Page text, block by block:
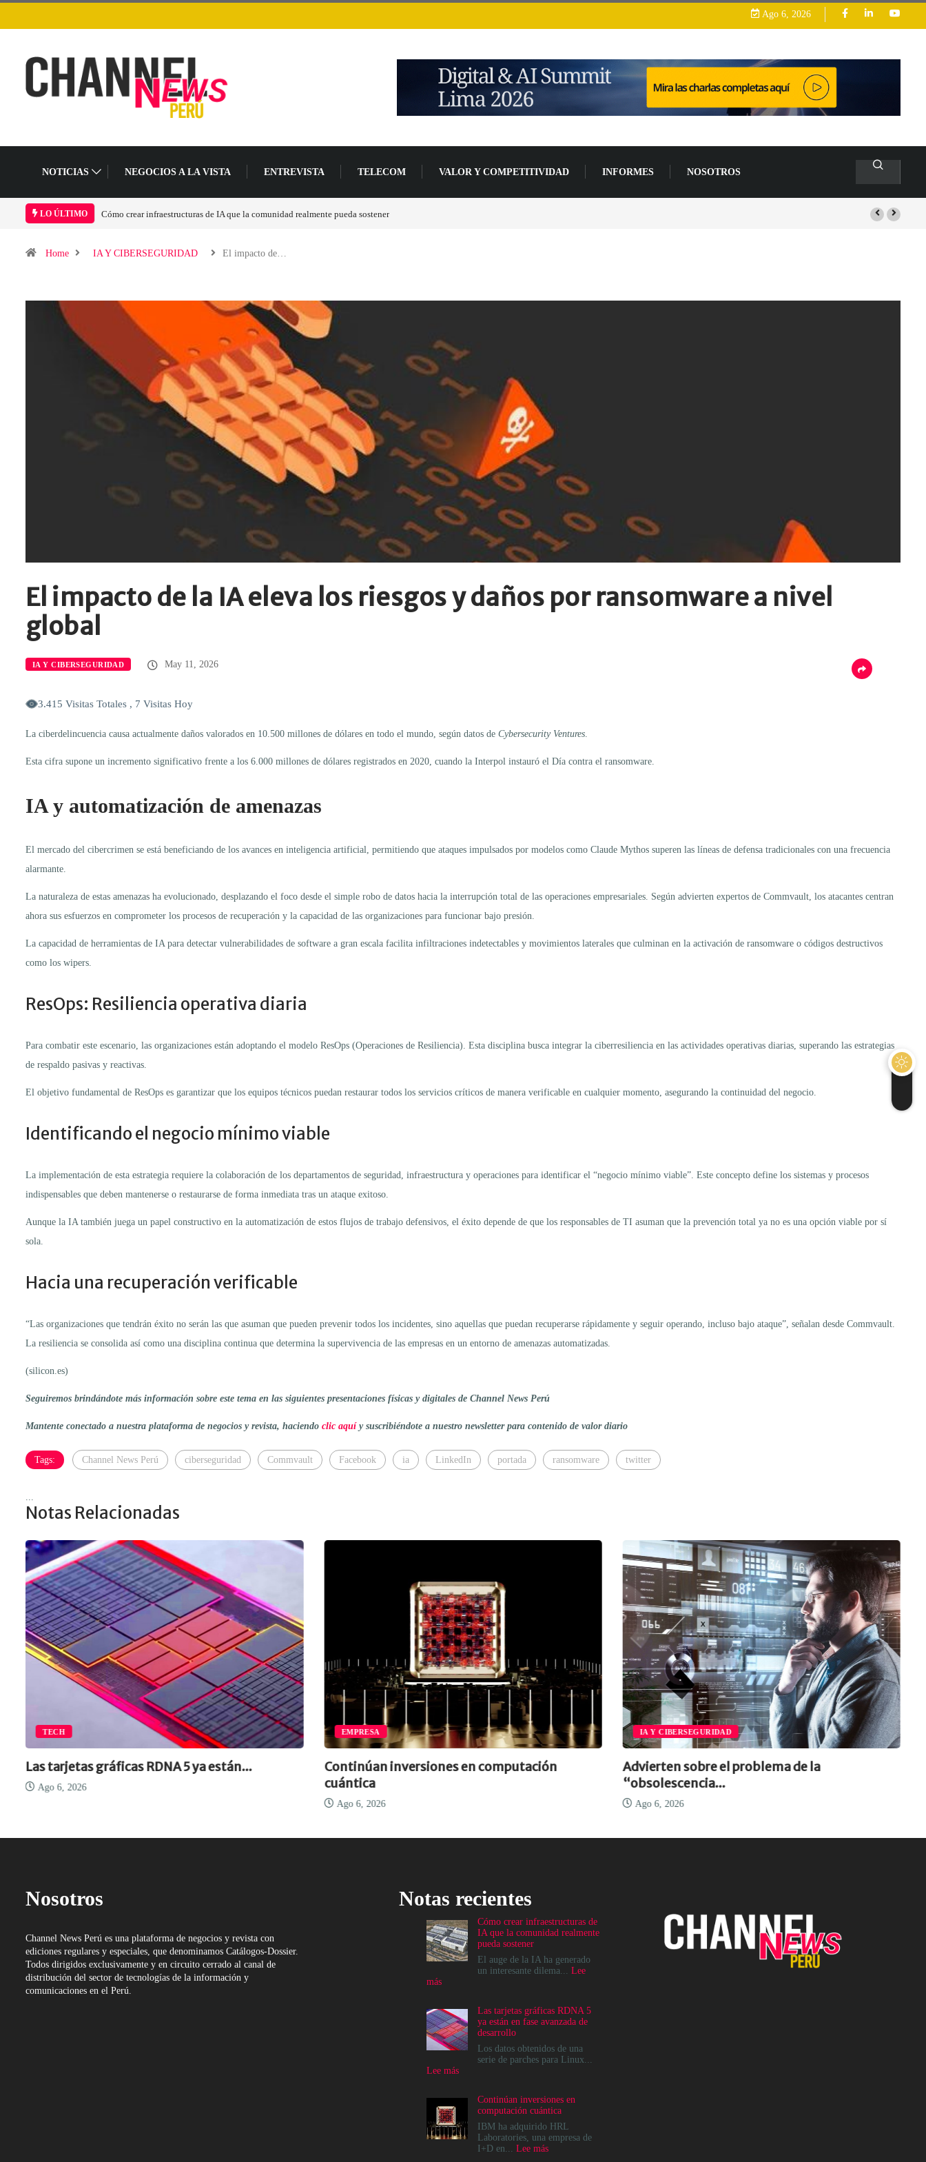
Ago 6, 2026
NOTICIAS NEGOCIOS A LA VISTA ENTREVISTA TELECOM VALOR Y COMPETITIVIDAD INFORMES NOSOTROS
LO ÚLTIMO
realmente pueda sostenerLas tarjetas gráficas RDNA 5 ya están en fase avanzada de desarrollo
Home IA Y CIBERSEGURIDAD El impacto de…
El impacto de la IA eleva los riesgos y daños por ransomware a nivel
global
IA Y CIBERSEGURIDAD May 11, 2026
3.415 Visitas Totales , 7 Visitas Hoy
La ciberdelincuencia causa actualmente daños valorados en 10.500 millones de dólares en todo el mundo, según datos de Cybersecurity Ventures
Esta cifra supone un incremento significativo frente a los 6.000 millones de dólares registrados en 2020, cuando la Interpol instauró el Día contra el ransomware.
IA y automatización de amenazas
El mercado del cibercrimen se está beneficiando de los avances en inteligencia artificial, permitiendo que ataques impulsados por modelos como Claude Mythos superen las líneas de defensa tradicionales con una frecuencia
alarmante.
La naturaleza de estas amenazas ha evolucionado, desplazando el foco desde el simple robo de datos hacia la interrupción total de las operaciones empresariales. Según advierten expertos de Commvault, los atacantes centran
ahora sus esfuerzos en comprometer los procesos de recuperación y la capacidad de las organizaciones para funcionar bajo presión.
La capacidad de herramientas de IA para detectar vulnerabilidades de software a gran escala facilita infiltraciones indetectables y movimientos laterales que culminan en la activación de ransomware o códigos destructivos
como los wipers.
ResOps: Resiliencia operativa diaria
Para combatir este escenario, las organizaciones están adoptando el modelo ResOps (Operaciones de Resiliencia). Esta disciplina busca integrar la ciberresiliencia en las actividades operativas diarias, superando las estrategias
de respaldo pasivas y reactivas.
El objetivo fundamental de ResOps es garantizar que los equipos técnicos puedan restaurar todos los servicios críticos de manera verificable en cualquier momento, asegurando la continuidad del negocio.
Identificando el negocio mínimo viable
La implementación de esta estrategia requiere la colaboración de los departamentos de seguridad, infraestructura y operaciones para identificar el “negocio mínimo viable”. Este concepto define los sistemas y procesos
indispensables que deben mantenerse o restaurarse de forma inmediata tras un ataque exitoso.
Aunque la IA también juega un papel constructivo en la automatización de estos flujos de trabajo defensivos, el éxito depende de que los responsables de TI asuman que la prevención total ya no es una opción viable por sí
sola.
Hacia una recuperación verificable
“Las organizaciones que tendrán éxito no serán las que asuman que pueden prevenir todos los incidentes, sino aquellas que puedan recuperarse rápidamente y seguir operando, incluso bajo ataque”, señalan desde Commvault.
La resiliencia se consolida así como una disciplina continua que determina la supervivencia de las empresas en un entorno de amenazas automatizadas.
(silicon.es)
Seguiremos brindándote más información sobre este tema en las siguientes presentaciones físicas y digitales de Channel News Perú
Mantente conectado a nuestra plataforma de negocios y revista, haciendo clic aquíy suscribiéndote a nuestro newsletter para contenido de valor diario
Tags: Channel News Perú ciberseguridad Commvault Facebook ia LinkedIn portada ransomware twitter
Notas Relacionadas
TECH
Las tarjetas gráficas RDNA 5 ya están...
Ago 6, 2026
EMPRESA
Continúan inversiones en computación
cuántica
Ago 6, 2026
IA Y CIBERSEGURIDAD
Advierten sobre el problema de la
“obsolescencia...
Ago 6, 2026
Nosotros
Channel News Perú es una plataforma de negocios y revista con
ediciones regulares y especiales, que denominamos Catálogos-Dossier.
Todos dirigidos exclusivamente y en circuito cerrado al canal de
distribución del sector de tecnologías de la información y
comunicaciones en el Perú.
Notas recientes
Cómo crear infraestructuras de
IA que la comunidad realmente
pueda sostener
El auge de la IA ha generado
un interesante dilema... Lee
más:
infraestructuras
de
IA
que
comunidad
Las tarjetas gráficas RDNA 5
ya están en fase avanzada de
desarrollo
Los datos obtenidos de una
serie de parches para Linux...
Lee más:
gráficas
RDNA
5
ya
Continúan inversiones en
computación cuántica
IBM ha adquirido HRL
Laboratories, una empresa de
I+D en... Lee más: